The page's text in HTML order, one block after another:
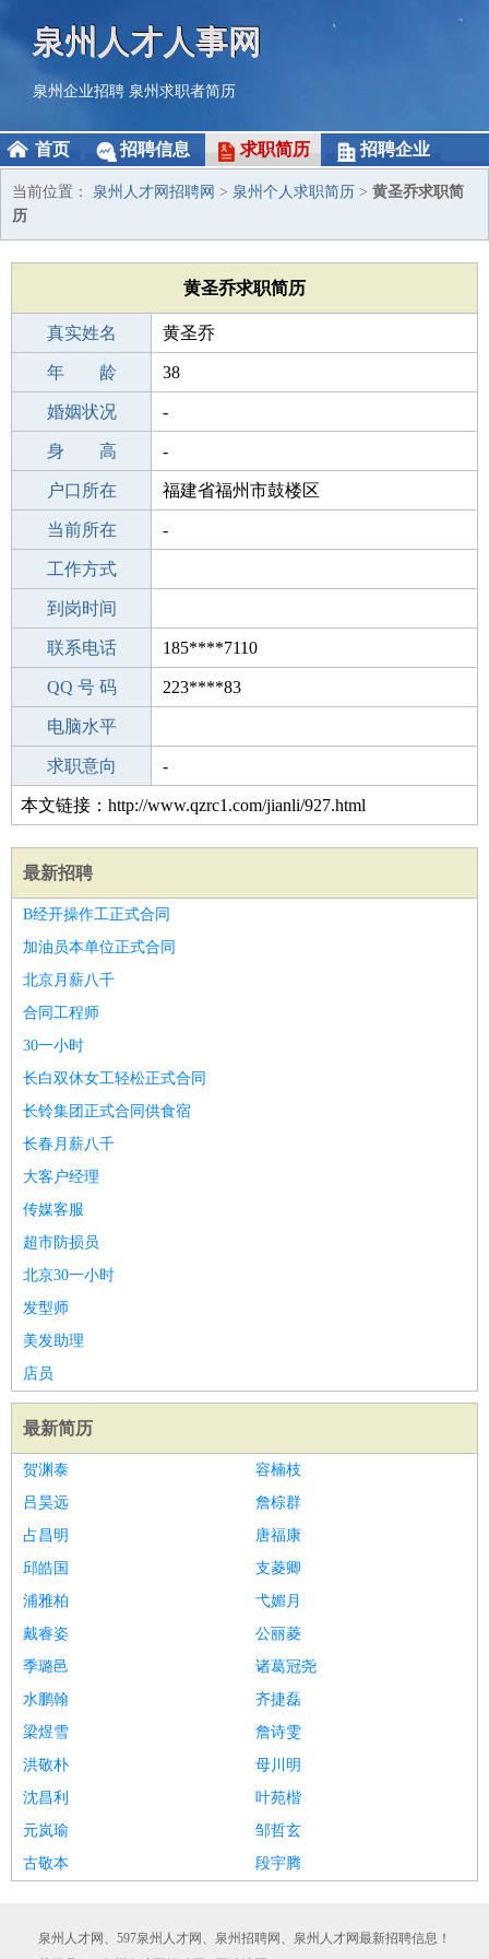
泉州人才人事网
泉州企业招聘 泉州求职者简历
首页 招聘信息 求职简历 招聘企业
当前位置： 泉州人才网招聘网 > 泉州个人求职简历 > 黄圣乔求职简
历
黄圣乔求职简历
真实姓名 黄圣乔
性 别 男
年 龄 38
出生年月 1988-03-20
婚姻状况 -
学 历 高中
身 高 -
毕业学校 高中
户口所在 福建省福州市鼓楼区
所学专业 -
当前所在 -
工作经验
工作方式
驾 照
到岗时间
期望月薪
联系电话 185****7110
手机号码 185****7110
QQ 号 码 223****83
微信号码
电脑水平
外语水平
求职意向 -
本文链接：http://www.qzrc1.com/jianli/927.html
最新招聘
B经开操作工正式合同
加油员本单位正式合同
北京月薪八千
合同工程师
30一小时
长白双休女工轻松正式合同
长铃集团正式合同供食宿
长春月薪八千
大客户经理
传媒客服
超市防损员
北京30一小时
发型师
美发助理
店员
最新简历
贺渊泰
容楠枝
吕昊远
詹棕群
占昌明
唐福康
邱皓国
支菱卿
浦雅柏
弋媚月
戴睿姿
公丽菱
季璐邑
诸葛冠尧
水鹏翰
齐捷磊
梁煜雪
詹诗雯
洪敬朴
母川明
沈昌利
叶苑楷
元岚瑜
邹哲玄
古敬本
段宇腾
泉州人才网、597泉州人才网、泉州招聘网、泉州人才网最新招聘信息！